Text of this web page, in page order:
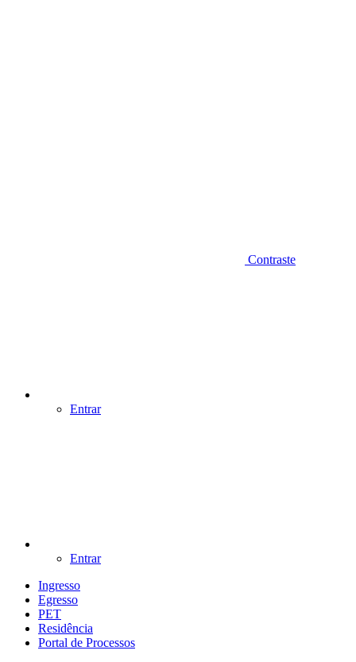
Contraste
Entrar
Entrar
Ingresso
Egresso
PET
Residência
Portal de Processos